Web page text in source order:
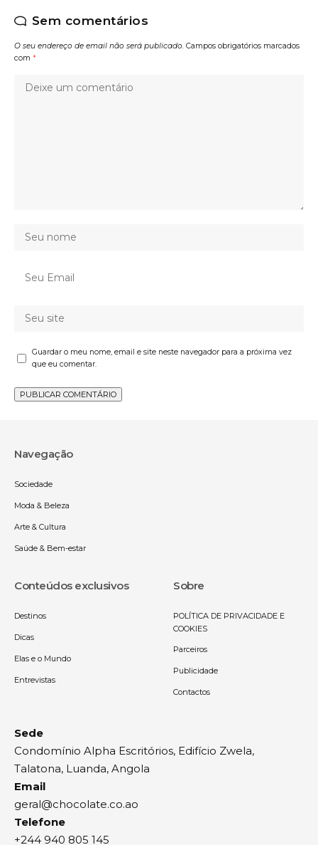
Sem comentários
O seu endereço de email não será publicado. Campos obrigatórios marcados
com *
Guardar o meu nome, email e site neste navegador para a próxima vez
que eu comentar.
Navegação
Sociedade
Moda & Beleza
Arte & Cultura
Saúde & Bem-estar
Conteúdos exclusivos
Destinos
Dicas
Elas e o Mundo
Entrevistas
Sobre
POLÍTICA DE PRIVACIDADE E
COOKIES
Parceiros
Publicidade
Contactos
Sede
Condomínio Alpha Escritórios, Edifício Zwela,
Talatona, Luanda, Angola
Email
geral@chocolate.co.ao
Telefone
+244 940 805 145